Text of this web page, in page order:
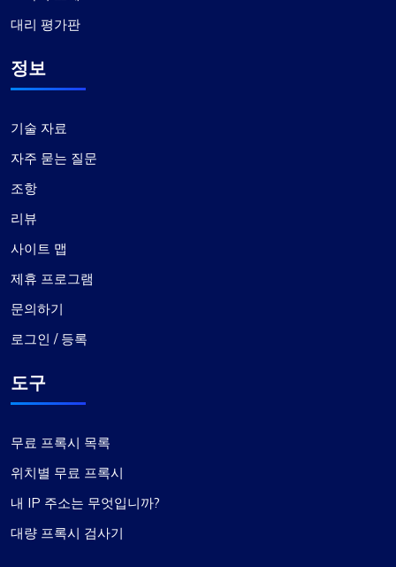
대리 평가판
정보
기술 자료
자주 묻는 질문
조항
리뷰
사이트 맵
제휴 프로그램
문의하기
로그인 / 등록
도구
무료 프록시 목록
위치별 무료 프록시
내 IP 주소는 무엇입니까?
대량 프록시 검사기